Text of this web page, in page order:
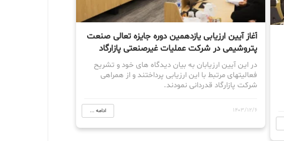
آغاز آیین ارزیابی یازدهمین دوره جایزه تعالی صنعت
پتروشیمی در شرکت عملیات غیرصنعتی پازارگاد
در این آیین ارزیابان به بیان دیدگاه های خود و تشریح
فعالیتهای مرتبط با این ارزیابی پرداختند و از همراهی
شرکت پازارگاد قدردانی نمودند.
1403/12/6 ادامه ...